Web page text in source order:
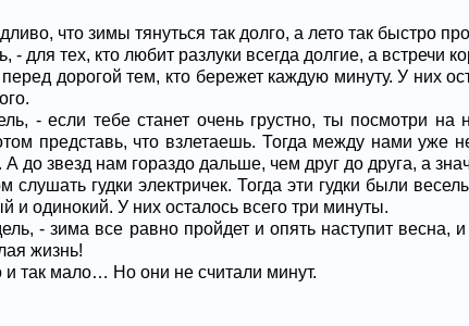
что зимы тянуться так долго, а лето так быстро
- для тех, кто любит разлуки всегда долгие, а встречи
перед дорогой тем, кто бережет каждую минуту. У них
- если тебе станет очень грустно, ты посмотри на
представь, что взлетаешь. Тогда между нами уже
до звезд нам гораздо дальше, чем друг до друга, а
слушать гудки электричек. Тогда эти гудки были
и одинокий. У них осталось всего три минуты.
- зима все равно пройдет и опять наступит весна,
жизнь!
и так мало… Но они не считали минут.